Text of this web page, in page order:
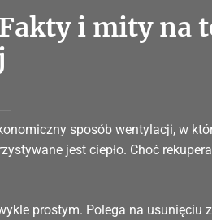
i mity na
sposób wentylacji, w
jest ciepło. Choć
prostym. Polega na usunięciu